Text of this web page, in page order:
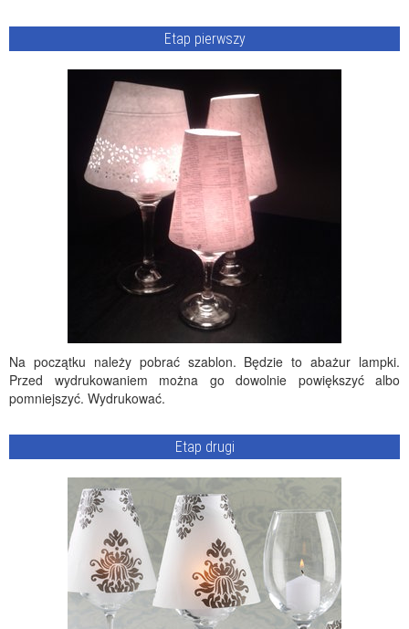
Etap pierwszy
Na początku należy pobrać szablon. Będzie to abażur lampki.
Przed wydrukowaniem można go dowolnie powiększyć albo
pomniejszyć. Wydrukować.
Etap drugi